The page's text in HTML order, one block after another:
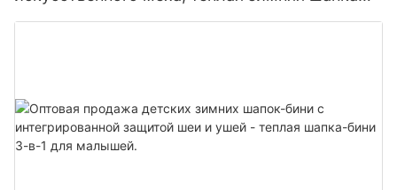
унисекс с ушками.